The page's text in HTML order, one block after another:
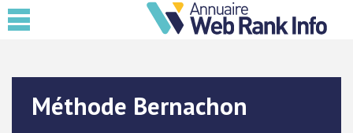
Méthode Bernachon